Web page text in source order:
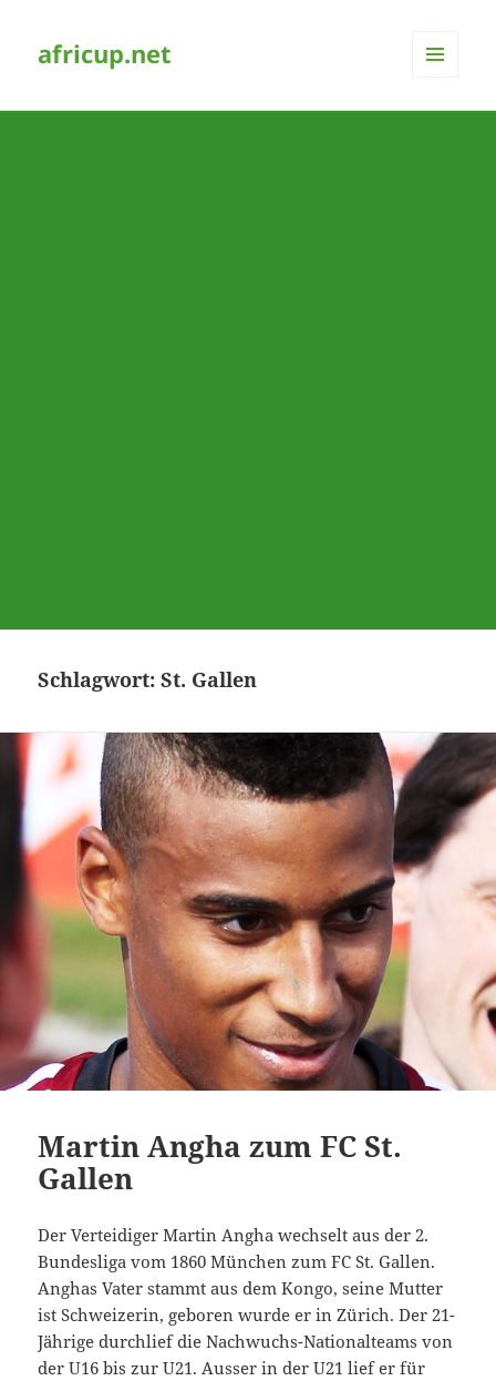
africup.net
Schlagwort:St. Gallen
Martin Angha zum FC St.
Gallen
Der Verteidiger Martin Angha wechselt aus der 2.
Bundesliga vom 1860 München zum FC St. Gallen.
Anghas Vater stammt aus dem Kongo, seine Mutter
ist Schweizerin, geboren wurde er in Zürich. Der 21-
Jährige durchlief die Nachwuchs-Nationalteams von
der U16 bis zur U21. Ausser in der U21 lief er für